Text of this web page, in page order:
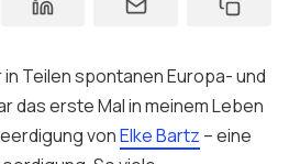
Kontakt
Sign up
Teilen spontanen Europa- und
das erste Mal in meinem Leben
vonElke Bartz – eine